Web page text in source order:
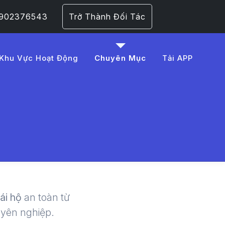
Trở Thành Đối Tác
Khu Vực Hoạt Động Chuyên Mục Tải APP
-
hộ an toàn từ
nghiệp.